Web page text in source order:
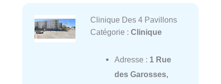
Clinique Des 4 Pavillons
Catégorie : Clinique
Adresse : 1 Rue
des Garosses,